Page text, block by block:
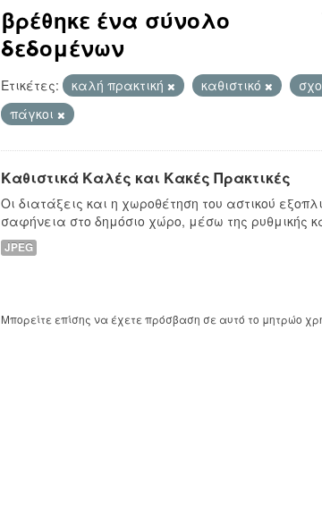
βρέθηκε ένα σύνολο
δεδομένων
Ετικέτες: καλή πρακτική καθιστικό
πάγκοι
Καθιστικά Καλές και Κακές Πρακτικές
Οι διατάξεις και η χωροθέτηση του αστικού
σαφήνεια στο δημόσιο χώρο, μέσω της ρυθμικής
JPEG
Μπορείτε επίσης να έχετε πρόσβαση σε αυτό το μητρώο